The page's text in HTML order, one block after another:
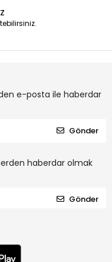
e-posta ile haberdar
Gönder
haberdar olmak
Gönder